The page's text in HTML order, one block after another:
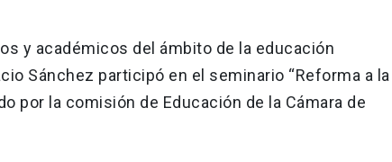
y académicos del ámbito de la educación
Sánchez participó en el seminario “Reforma a la
por la comisión de Educación de la Cámara de